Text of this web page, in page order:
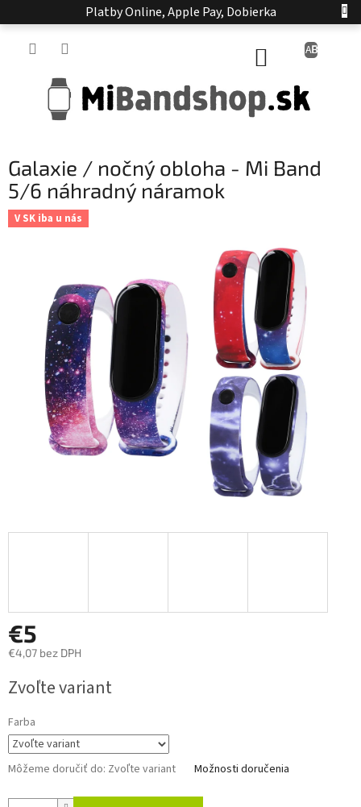
na
Platby Online, Apple Pay, Dobierka
NÁKUPNÝ
Galaxie / nočný obloha - Mi Band
5/6 náhradný náramok
V SK iba u nás
€5
€4,07 bez DPH
cena:
Zvoľte variant
Farba
Môžeme doručiť do: Zvoľte variant Možnosti doručenia